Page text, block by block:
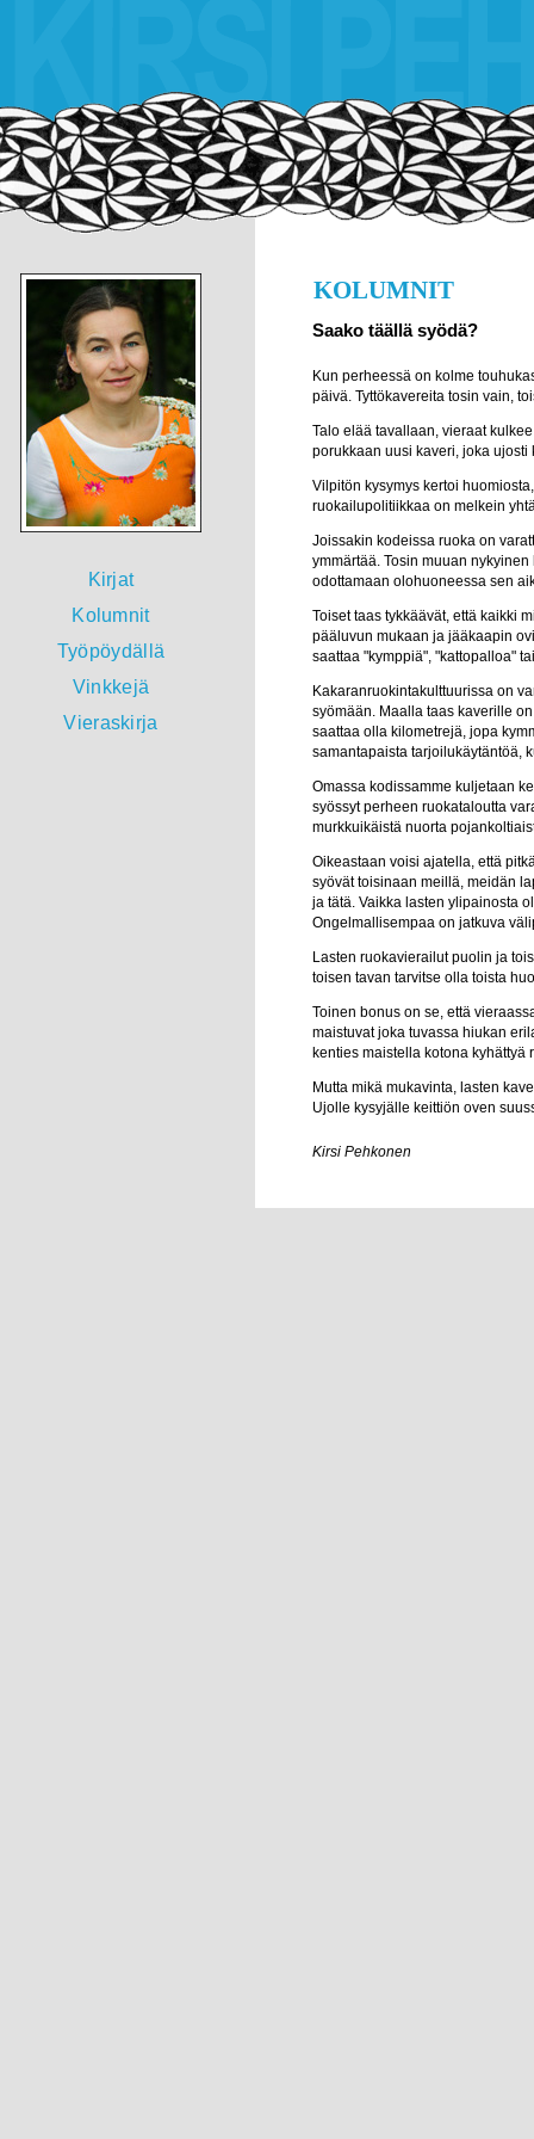
Kirjat
Kolumnit
Työpöydällä
Vinkkejä
Vieraskirja
KOLUMNIT
Saako täällä syödä?
Kun perheessä on kolme
päivä. Tyttökavereita tosin vain,
Talo elää tavallaan, vieraat
porukkaan uusi kaveri, joka
Vilpitön kysymys kertoi
ruokailupolitiikkaa on melkein
Joissakin kodeissa ruoka on
ymmärtää. Tosin muuan
odottamaan olohuoneessa sen
Toiset taas tykkäävät, että kaikki
pääluvun mukaan ja jääkaapin
saattaa "kymppiä", "kattopalloa"
Kakaranruokintakulttuurissa on
syömään. Maalla taas kaverille
saattaa olla kilometrejä, jopa
samantapaista tarjoilukäytäntöä,
Omassa kodissamme kuljetaan
syössyt perheen ruokataloutta
murkkuikäistä nuorta
Oikeastaan voisi ajatella, että
syövät toisinaan meillä, meidän
ja tätä. Vaikka lasten ylipainosta
Ongelmallisempaa on jatkuva
Lasten ruokavierailut puolin ja
toisen tavan tarvitse olla toista
Toinen bonus on se, että
maistuvat joka tuvassa hiukan
kenties maistella kotona
Mutta mikä mukavinta, lasten
Ujolle kysyjälle keittiön oven
Kirsi Pehkonen